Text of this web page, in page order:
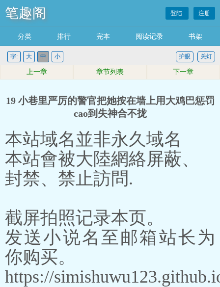
笔趣阁 登陆 注册
分类 排行 完本 阅读记录 书架
字: 大 中 小 关灯
护眼
上一章 章节列表 下一章
19 小巷里严厉的警官把她按在墙上用大鸡巴惩罚
cao到失神合不拢
本站域名並非永久域名
本站會被大陸網絡屏蔽、
封禁、禁止訪問.
截屏拍照记录本页。
发送小说名至邮箱站长为
你购买。
https://